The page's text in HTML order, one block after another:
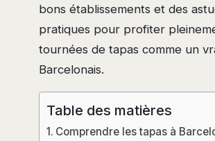
bons établissements et des
pratiques pour profiter
tournées de tapas comme un
Barcelonais.
Table des matières
Comprendre les tapas à